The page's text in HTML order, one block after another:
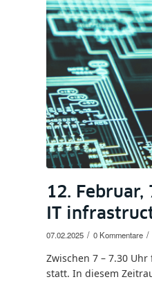
12.
IT
07.02.2025 / 0 Kommentare /
Zwischen 7 – 7.30
statt. In diesem